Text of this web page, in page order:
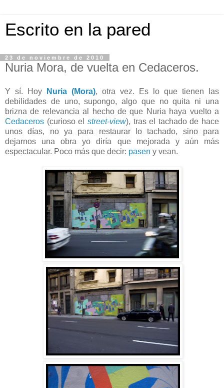
Escrito en la pared
23 de noviembre de 2010
Nuria Mora, de vuelta en Cedaceros.
Y sí. Hoy Nuria (Mora), otra vez. Es lo que tienen las
debilidades de uno, supongo, algo que no quita ni una
brizna de relevancia al hecho de que Nuria haya vuelto a
Cedaceros (curioso el street-view), tras el tachado de hace
unos días, no ya para restaurar lo tachado, sino para
dejarnos una obra yo diría que mejorada y aún más
espectacular. Poco más que decir: pasen y vean.